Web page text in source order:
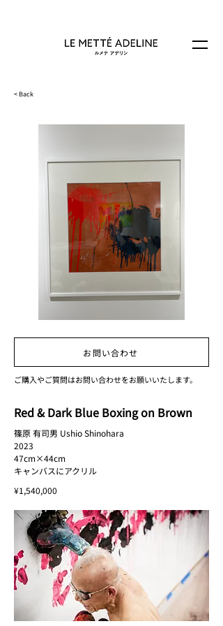
< Back
お問い合わせ
ご購入やご質問はお問い合わせをお願いいたします。
Red & Dark Blue Boxing on Brown
篠原 有司男 Ushio Shinohara
2023
47cm×44cm
キャンバスにアクリル
¥1,540,000